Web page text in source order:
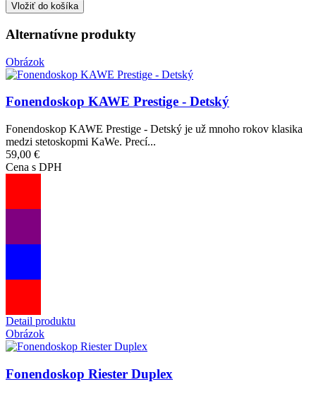
Alternatívne produkty
Obrázok
Fonendoskop KAWE Prestige - Detský
Fonendoskop KAWE Prestige - Detský je už mnoho rokov klasika
medzi stetoskopmi KaWe. Precí...
59,00 €
Cena s DPH
Detail produktu
Obrázok
Fonendoskop Riester Duplex